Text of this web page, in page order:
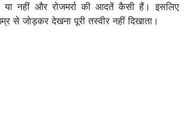
नहीं और रोजमर्रा की आदतें कैसी हैं। इसलिए
से जोड़कर देखना पूरी तस्वीर नहीं दिखाता।